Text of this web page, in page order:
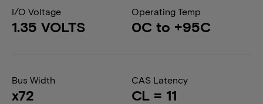
I/O Voltage
1.35 VOLTS
Operating Temp
0C to +95C
Bus Width
x72
CAS Latency
CL = 11